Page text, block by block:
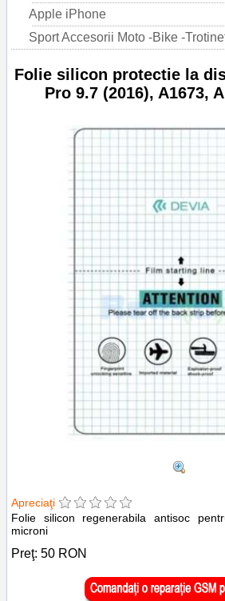
Apple iPhone
Sport Accesorii Moto -Bike -
Folie silicon protectie la
Pro 9.7 (2016), A1673,
Apreciaţi
Folie silicon regenerabila antisoc
microni
Preţ: 50 RON